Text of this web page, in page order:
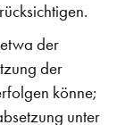
der
der
könne;
unter